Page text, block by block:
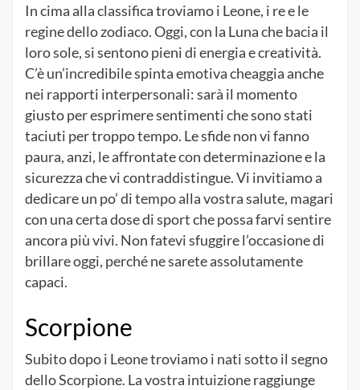
In cima alla classifica troviamo i Leone, i re e le
regine dello zodiaco. Oggi, con la Luna che bacia il
loro sole, si sentono pieni di energia e creatività.
C’è un’incredibile spinta emotiva cheaggia anche
nei rapporti interpersonali: sarà il momento
giusto per esprimere sentimenti che sono stati
taciuti per troppo tempo. Le sfide non vi fanno
paura, anzi, le affrontate con determinazione e la
sicurezza che vi contraddistingue. Vi invitiamo a
dedicare un po’ di tempo alla vostra salute, magari
con una certa dose di sport che possa farvi sentire
ancora più vivi. Non fatevi sfuggire l’occasione di
brillare oggi, perché ne sarete assolutamente
capaci.
Scorpione
Subito dopo i Leone troviamo i nati sotto il segno
dello Scorpione. La vostra intuizione raggiunge